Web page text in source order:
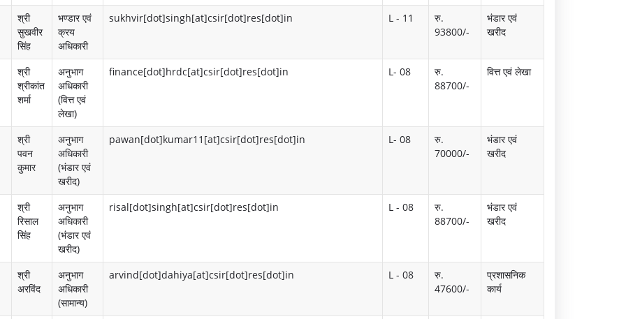
त्व
पू
र्ण
लिं
क
प्र
मु
कौ
श
क्षे
गॉ
पं
र
श्री
सुखवीर
सिंह
भण्डार एवं
क्रय
अधिकारी
sukhvir[dot]singh[at]csir[dot]res[dot]in L - 11
रु.
93800/-
भंडार एवं
खरीद
श्री
श्रीकांत
शर्मा
अनुभाग
अधिकारी
(वित्त एवं
लेखा)
finance[dot]hrdc[at]csir[dot]res[dot]in L- 08
रु.
88700/-
वित्त एवं लेखा
श्री
पवन
कुमार
अनुभाग
अधिकारी
(भंडार एवं
खरीद)
pawan[dot]kumar11[at]csir[dot]res[dot]in L- 08
रु.
70000/-
भंडार एवं
खरीद
श्री
रिसाल
सिंह
अनुभाग
अधिकारी
(भंडार एवं
खरीद)
risal[dot]singh[at]csir[dot]res[dot]in L - 08
रु.
88700/-
भंडार एवं
खरीद
श्री
अरविंद
अनुभाग
अधिकारी
(सामान्य)
arvind[dot]dahiya[at]csir[dot]res[dot]in L - 08
रु.
47600/-
प्रशासनिक
कार्य